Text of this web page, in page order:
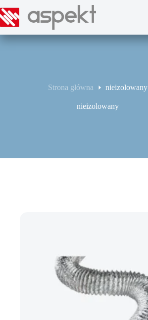
do
treści
Strona główna nieizolowany
nieizolowany